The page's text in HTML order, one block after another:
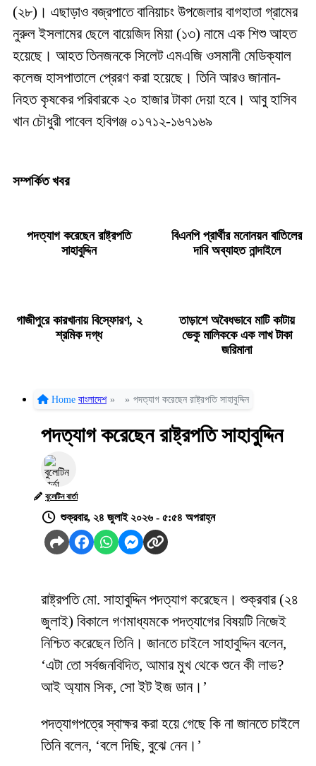
(২৮)। এছাড়াও বজ্রপাতে বানিয়াচং উপজেলার বাগহাতা গ্রামের
নুরুল ইসলামের ছেলে বায়েজিদ মিয়া (১৩) নামে এক শিশু আহত
হয়েছে। আহত তিনজনকে সিলেট এমএজি ওসমানী মেডিক্যাল
কলেজ হাসপাতালে প্রেরণ করা হয়েছে। তিনি আরও জানান-
নিহত কৃষকের পরিবারকে ২০ হাজার টাকা দেয়া হবে। আবু হাসিব
খান চৌধুরী পাবেল হবিগঞ্জ ০১৭১২-১৬৭১৬৯
সম্পর্কিত খবর
পদত্যাগ করেছেন রাষ্ট্রপতি
সাহাবুদ্দিন
বিএনপি প্রার্থীর মনোনয়ন বাতিলের
দাবি অব্যাহত নান্দাইলে
গাজীপুরে কারখানায় বিস্ফোরণ, ২
শ্রমিক দগ্ধ
তাড়াশে অবৈধভাবে মাটি কাটায়
ভেকু মালিককে এক লাখ টাকা
জরিমানা
Home বাংলাদেশ » » পদত্যাগ করেছেন রাষ্ট্রপতি সাহাবুদ্দিন
পদত্যাগ করেছেন রাষ্ট্রপতি সাহাবুদ্দিন
বুলেটিন বার্তা
শুক্রবার, ২৪ জুলাই ২০২৬ - ৫:৫৪ অপরাহ্ন
রাষ্ট্রপতি মো. সাহাবুদ্দিন পদত্যাগ করেছেন। শুক্রবার (২৪
জুলাই) বিকালে গণমাধ্যমকে পদত্যাগের বিষয়টি নিজেই
নিশ্চিত করেছেন তিনি। জানতে চাইলে সাহাবুদ্দিন বলেন,
‘এটা তো সর্বজনবিদিত, আমার মুখ থেকে শুনে কী লাভ?
আই অ্যাম সিক, সো ইট ইজ ডান।’
পদত্যাগপত্রে স্বাক্ষর করা হয়ে গেছে কি না জানতে চাইলে
তিনি বলেন, ‘বলে দিছি, বুঝে নেন।’